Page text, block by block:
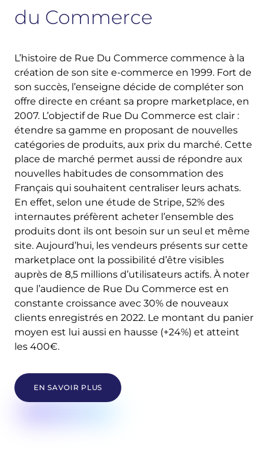
du Commerce
L’histoire de Rue Du Commerce commence à la
création de son site e-commerce en 1999. Fort de
son succès, l’enseigne décide de compléter son
offre directe en créant sa propre marketplace, en
2007. L’objectif de Rue Du Commerce est clair :
étendre sa gamme en proposant de nouvelles
catégories de produits, aux prix du marché. Cette
place de marché permet aussi de répondre aux
nouvelles habitudes de consommation des
Français qui souhaitent centraliser leurs achats.
En effet, selon une étude de Stripe, 52% des
internautes préfèrent acheter l’ensemble des
produits dont ils ont besoin sur un seul et même
site. Aujourd’hui, les vendeurs présents sur cette
marketplace ont la possibilité d’être visibles
auprès de 8,5 millions d’utilisateurs actifs. À noter
que l’audience de Rue Du Commerce est en
constante croissance avec 30% de nouveaux
clients enregistrés en 2022. Le montant du panier
moyen est lui aussi en hausse (+24%) et atteint
les 400€.
EN SAVOIR PLUS